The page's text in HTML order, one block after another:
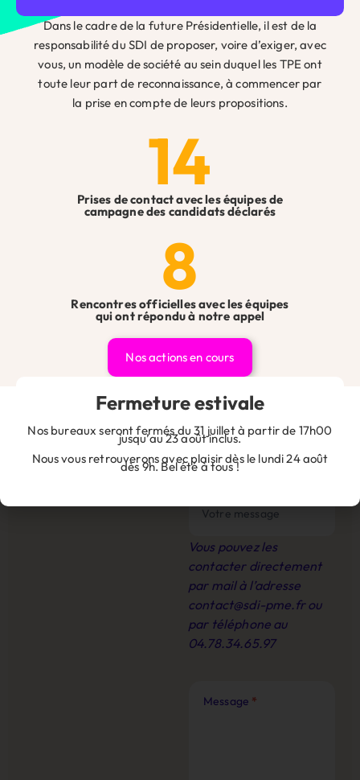
Prénom*
Téléphone*
Téléphone de l'entreprise
Email*
répondre à toutes vos
questions et vous guider
dans vos démarches.
Vous pouvez les
contacter directement
par mail à l’adresse
contact@sdi-pme.frou
par téléphone au
04.78.34.65.97
Message *
Dans le cadre de la future Présidentielle, il est de la
responsabilité du SDI de proposer, voire d’exiger, avec
vous, un modèle de société au sein duquel les TPE ont
toute leur part de reconnaissance, à commencer par
la prise en compte de leurs propositions.
14
Prises de contact avec les équipes de
campagne des candidats déclarés
8
Rencontres officielles avec les équipes
qui ont répondu à notre appel
Nos actions en cours
Fermeture estivale
Nos bureaux seront fermés du 31 juillet à partir de 17h00
jusqu’au 23 août inclus.
Nous vous retrouverons avec plaisir dès le lundi 24 août
dès 9h. Bel été à tous !